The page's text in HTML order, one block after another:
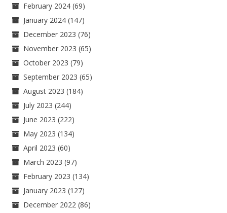
February 2024 (69)
January 2024 (147)
December 2023 (76)
November 2023 (65)
October 2023 (79)
September 2023 (65)
August 2023 (184)
July 2023 (244)
June 2023 (222)
May 2023 (134)
April 2023 (60)
March 2023 (97)
February 2023 (134)
January 2023 (127)
December 2022 (86)